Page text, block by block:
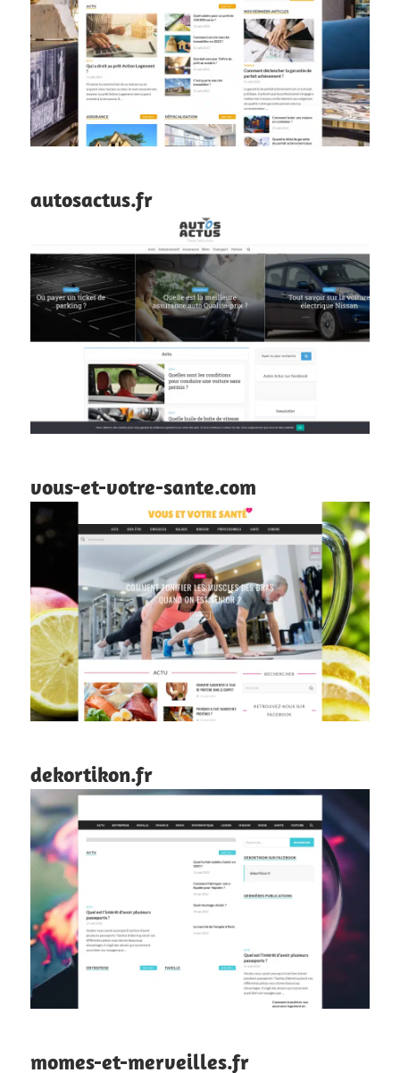
autosactus.fr
vous-et-votre-sante.com
dekortikon.fr
momes-et-merveilles.fr